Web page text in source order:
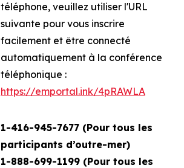
téléphone, veuillez utiliser l'URL
suivante pour vous inscrire
facilement et être connecté
automatiquement à la conférence
téléphonique :
https://emportal.ink/4pRAWLA
1-416-945-7677 (Pour tous les
participants d’outre-mer)
1-888-699-1199 (Pour tous les